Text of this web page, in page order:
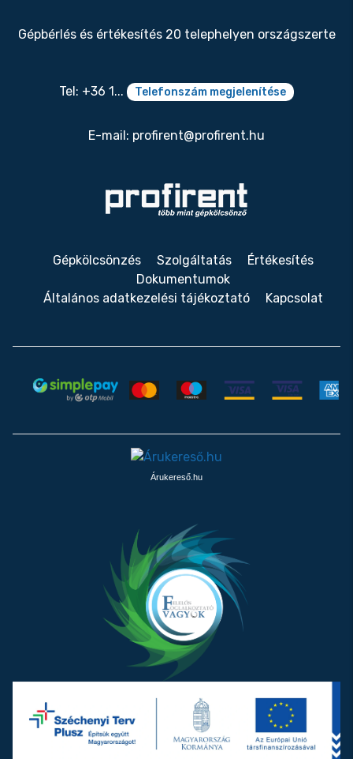
Gépbérlés és értékesítés 20 telephelyen országszerte
Tel: +36 1... Telefonszám megjelenítése
E-mail: profirent@profirent.hu
Gépkölcsönzés Szolgáltatás
Értékesítés
Dokumentumok
Általános adatkezelési tájékoztató
Kapcsolat
Árukereső.hu